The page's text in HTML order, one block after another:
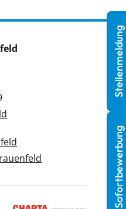
Sofortbewerbung
Stellenmeldung